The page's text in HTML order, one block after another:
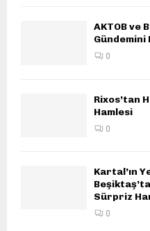
AKTOB ve
0
Rixos’tan
Hamlesi
0
Kartal’ın
Sürpriz
0